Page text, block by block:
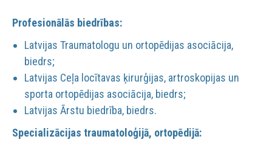
Profesionālās biedrības:
Latvijas Traumatologu un ortopēdijas asociācija,
biedrs;
Latvijas Ceļa locītavas ķirurģijas, artroskopijas un
sporta ortopēdijas asociācija, biedrs;
Latvijas Ārstu biedrība, biedrs.
Specializācijas traumatoloģijā, ortopēdijā: